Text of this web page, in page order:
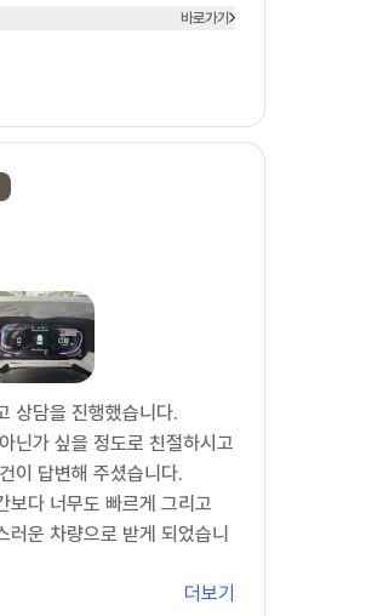
는 시간은 1분 내외입니다.
경우 고객이 이 옵션을 왜 요
선택하게 되었고 견적, 계약,
주 NICE했습니다.
대기 해야하고 현재 본인의
니다.'라는 레이 EV차량을 1
주셨습니다.
탁송처럼 딜러님의 영향이 아
감사드렸습니다. "제가 만약
먼저 생각해주시면 정희철
며 이번사업자 렌트 기간이
철 딜러님과 함께 하고 싶습
바로가기
상담을 진행했습니다.
닌가 싶을 정도로 친절하시고
이 답변해 주셨습니다.
보다 너무도 빠르게 그리고
러운 차량으로 받게 되었습니
효린메니져를 통해 차를 신청
더보기